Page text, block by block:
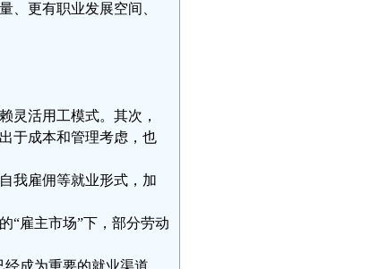
、更有职业发展空间、
灵活用工模式。其次，
于成本和管理考虑，也
我雇佣等就业形式，加
“雇主市场”下，部分劳动
成为重要的就业渠道，